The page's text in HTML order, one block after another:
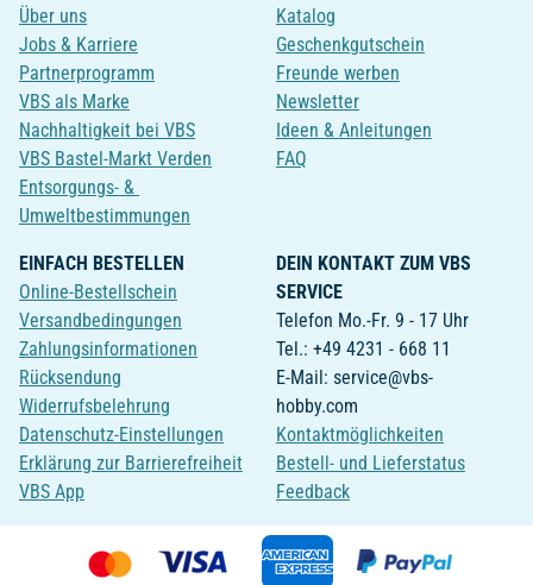
Über uns
Jobs & Karriere
Partnerprogramm
VBS als Marke
Nachhaltigkeit bei VBS
VBS Bastel-Markt Verden
Entsorgungs- &
Umweltbestimmungen
Katalog
Geschenkgutschein
Freunde werben
Newsletter
Ideen & Anleitungen
FAQ
EINFACH BESTELLEN
Online-Bestellschein
Versandbedingungen
Zahlungsinformationen
Rücksendung
Widerrufsbelehrung
Datenschutz-Einstellungen
Erklärung zur Barrierefreiheit
VBS App
DEIN KONTAKT ZUM VBS
SERVICE
Telefon Mo.-Fr. 9 - 17 Uhr
Tel.: +49 4231 - 668 11
E-Mail: service@vbs-
hobby.com
Kontaktmöglichkeiten
Bestell- und Lieferstatus
Feedback